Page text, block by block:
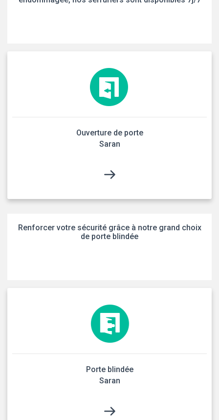
Ouverture de porte
Saran
Renforcer votre sécurité grâce à notre grand choix
de porte blindée
Porte blindée
Saran